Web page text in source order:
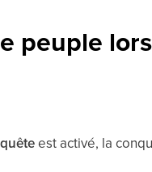
peuple
est activé, la